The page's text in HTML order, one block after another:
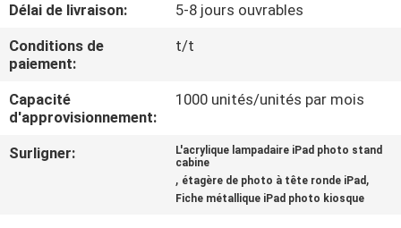
CONTRÔLE
DE
LA
QUALITÉ
NOUS
Délai de livraison:
5-8 jours ouvrables
Conditions de
paiement:
t/t
Capacité
d'approvisionnement:
1000 unités/unités par mois
Surligner:
L'acrylique lampadaire iPad photo stand
cabine
, étagère de photo à tête ronde iPad ,
Fiche métallique iPad photo kiosque